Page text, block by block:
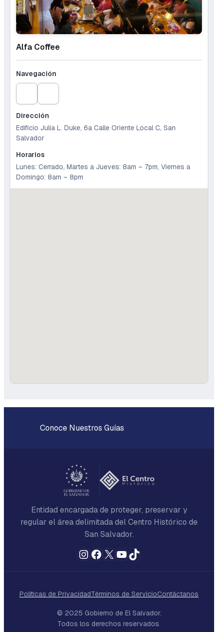
Alfa Coffee
Navegación
Dirección
Edificio Julia L. Duke, 6a Calle Oriente Local C, San
Salvador
Horarios
Lunes: Cerrado, Martes a Jueves: 8am – 7pm, Viernes a
Domingo: 8am – 8pm
Conoce Nuestros Guías
Entidad encargada de proteger, preservar y
regular el área delimitada del Centro Histórico de
San Salvador.
Instagram
Facebook
X YouTube
TikTok
© 2025 Gobierno de El Salvador.
Todos los derechos reservados.
Políticas de PrivacidadTérminos de ServicioContáctanos